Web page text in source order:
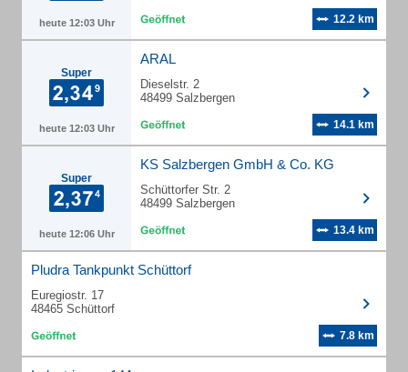
heute 12:03 Uhr 12.2 km
Super
heute 12:03 Uhr
ARAL
Dieselstr. 2
48499 Salzbergen
14.1 km
Super
heute 12:06 Uhr
KS Salzbergen GmbH & Co. KG
Schüttorfer Str. 2
48499 Salzbergen
13.4 km
Pludra Tankpunkt Schüttorf
Euregiostr. 17
48465 Schüttorf
7.8 km